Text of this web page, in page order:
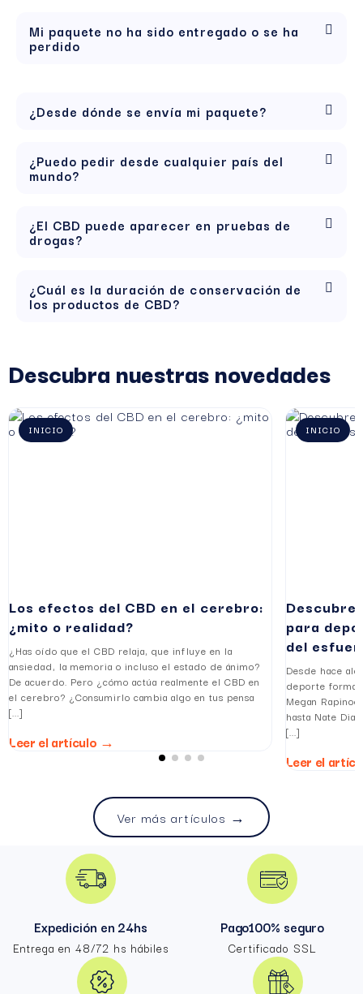
Mi paquete no ha sido entregado o se ha
perdido
¿Desde dónde se envía mi paquete?
¿Puedo pedir desde cualquier país del
mundo?
¿El CBD puede aparecer en pruebas de
drogas?
¿Cuál es la duración de conservación de
los productos de CBD?
Descubra nuestras novedades
INICIO
Los efectos del CBD en el cerebro:
¿mito o realidad?
¿Has oído que el CBD relaja, que influye en la
ansiedad, la memoria o incluso el estado de ánimo?
De acuerdo. Pero ¿cómo actúa realmente el CBD en
el cerebro? ¿Consumirlo cambia algo en tus pensa
[...]
Leer el artículo →
INICIO
Descubre
para
del
Desde hace
deporte
Megan
hasta Nate
[...]
Leer el
Ver más artículos →
Expedición en 24hs
Entrega en 48/72 hs hábiles
Pago100% seguro
Certificado SSL